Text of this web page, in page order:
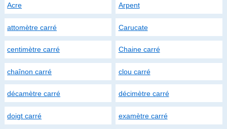
Acre Arpent
attomètre carré Carucate
centimètre carré Chaine carré
chaînon carré clou carré
décamètre carré décimètre carré
doigt carré examètre carré